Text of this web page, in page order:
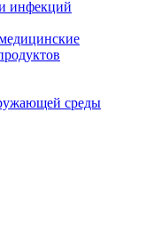
инфекций
среды